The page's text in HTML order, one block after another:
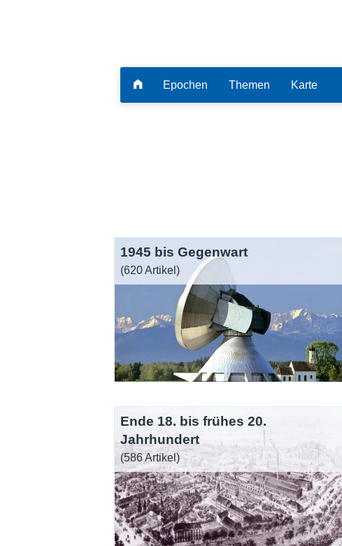
Epochen Themen Karte
1945 bis Gegenwart
(620 Artikel)
Ende 18. bis frühes 20.
Jahrhundert
(586 Artikel)